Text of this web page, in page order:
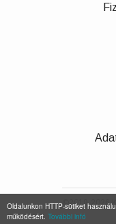
©2019-2026
Oldalunkon HTTP-sütiket
működésért. További infó